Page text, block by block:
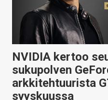
NVIDIA kertoo
sukupolven
arkkitehtuurista
syyskuussa